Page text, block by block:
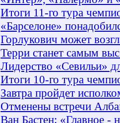
Итоги 11-го тура
«Барселоне»
Горлукович может
Терри станет самым
Лидерство «Севильи»
Итоги 10-го тура
Завтра пройдет
Отменены встречи
Ван Бастен: «Главное -